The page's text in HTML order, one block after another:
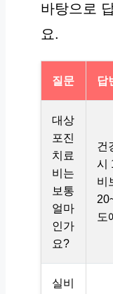
바탕으로
요.
질문 답
대상
포진
치료
비는
보통
얼마
인가
요?
건
시
비
도
실비